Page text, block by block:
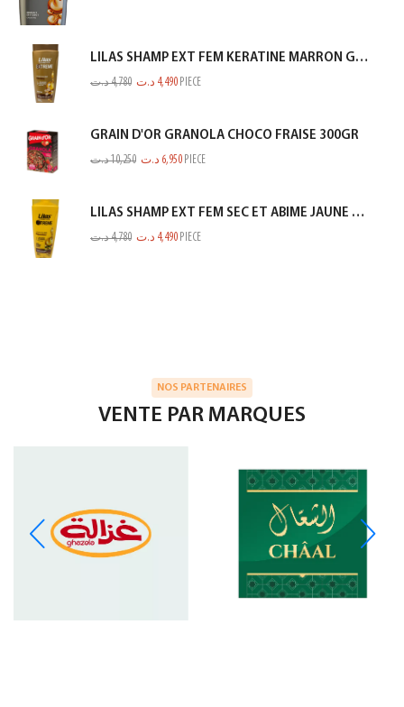
LILAS SHAMP EXT FEM KERATINE MARRON GOLD 350ML
4,780د.ت 4,490 د.ت PIECE
GRAIN D'OR GRANOLA CHOCO FRAISE 300GR
10,250د.ت 6,950 د.ت PIECE
LILAS SHAMP EXT FEM SEC ET ABIME JAUNE 350ML
4,780د.ت 4,490 د.ت PIECE
NOS PARTENAIRES
VENTE PAR MARQUES